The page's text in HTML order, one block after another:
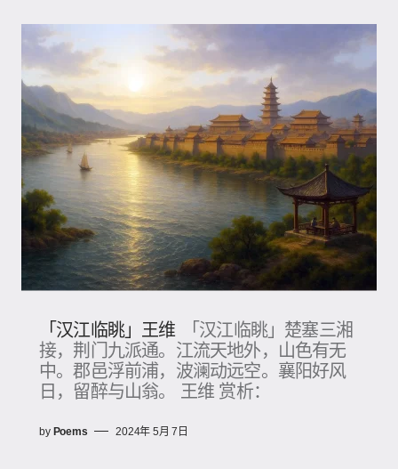
「汉江临眺」王维
「汉江临眺」楚塞三湘
接，荆门九派通。江流天地外，山色有无
中。郡邑浮前浦，波澜动远空。襄阳好风
日，留醉与山翁。 王维 赏析：
by Poems 2024年 5月 7日